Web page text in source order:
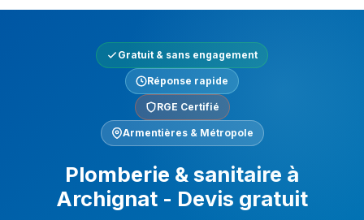
Gratuit & sans engagement
Réponse rapide
RGE Certifié
Armentières & Métropole
Plomberie & sanitaire à
Archignat - Devis gratuit